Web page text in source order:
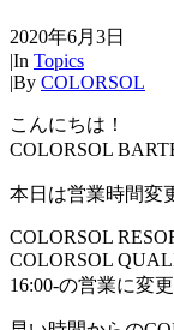
2020年6月3日
|In Topics
|By COLORSOL
こんにちは！
COLORSOL
本日は営業時間変
COLORSOL
COLORSOL
16:00-の営業に変